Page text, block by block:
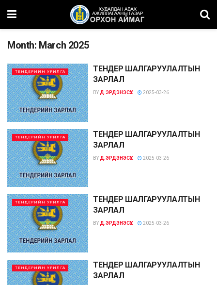
Month: March 2025
ТЕНДЕРИЙН УРИЛГА
ТЕНДЕР ШАЛГАРУУЛАЛТЫН
ЗАРЛАЛ
BY Д.ЭРДЭНЭСҮХ 2025-03-26
ТЕНДЕРИЙН УРИЛГА
ТЕНДЕР ШАЛГАРУУЛАЛТЫН
ЗАРЛАЛ
BY Д.ЭРДЭНЭСҮХ 2025-03-26
ТЕНДЕРИЙН УРИЛГА
ТЕНДЕР ШАЛГАРУУЛАЛТЫН
ЗАРЛАЛ
BY Д.ЭРДЭНЭСҮХ 2025-03-26
ТЕНДЕРИЙН УРИЛГА
ТЕНДЕР ШАЛГАРУУЛАЛТЫН
ЗАРЛАЛ